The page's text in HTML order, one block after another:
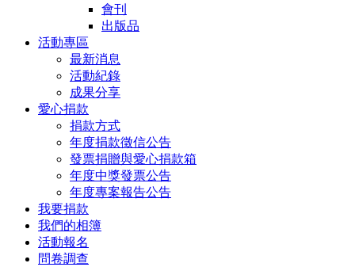
會刊
出版品
活動專區
最新消息
活動紀錄
成果分享
愛心捐款
捐款方式
年度捐款徵信公告
發票捐贈與愛心捐款箱
年度中獎發票公告
年度專案報告公告
我要捐款
我們的相簿
活動報名
問卷調查